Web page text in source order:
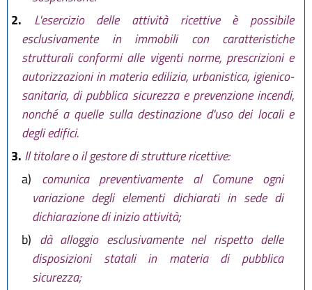
2.
L'esercizio delle attività ricettive è possibile
esclusivamente in immobili con caratteristiche
strutturali conformi alle vigenti norme, prescrizioni e
autorizzazioni in materia edilizia, urbanistica, igienico-
sanitaria, di pubblica sicurezza e prevenzione incendi,
nonché a quelle sulla destinazione d'uso dei locali e
degli edifici.
3. Il titolare o il gestore di strutture ricettive:
a)
comunica preventivamente al Comune ogni
variazione degli elementi dichiarati in sede di
dichiarazione di inizio attività;
b) dà alloggio esclusivamente nel rispetto delle
disposizioni statali in materia di pubblica
sicurezza;